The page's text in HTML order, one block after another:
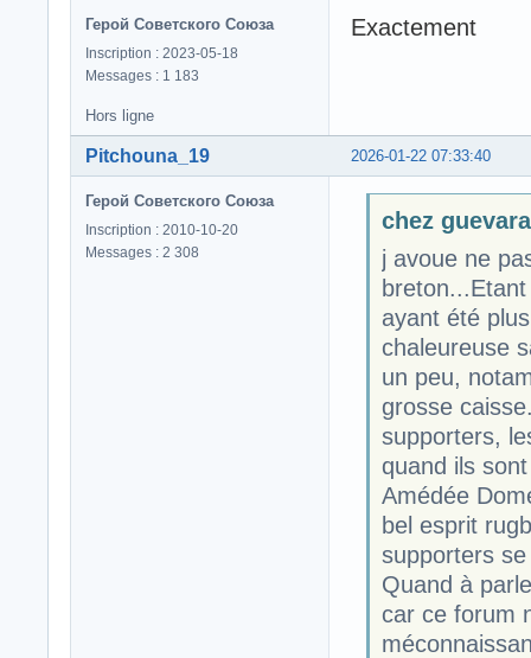
Герой Советского Союза
Inscription : 2023-05-18
Messages : 1 183
Exactement
Hors ligne
2026-01-22 07:33:40
Pitchouna_19
Герой Советского Союза
Inscription : 2010-10-20
Messages : 2 308
chez
j avoue ne
ayant été
chaleureuse
un peu,
grosse
supporters,
quand ils
Amédée
bel esprit
supporters
Quand à
car ce forum